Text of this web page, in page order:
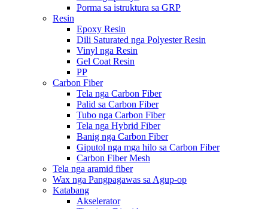
Porma sa istruktura sa GRP
Resin
Epoxy Resin
Dili Saturated nga Polyester Resin
Vinyl nga Resin
Gel Coat Resin
PP
Carbon Fiber
Tela nga Carbon Fiber
Palid sa Carbon Fiber
Tubo nga Carbon Fiber
Tela nga Hybrid Fiber
Banig nga Carbon Fiber
Giputol nga mga hilo sa Carbon Fiber
Carbon Fiber Mesh
Tela nga aramid fiber
Wax nga Pangpagawas sa Agup-op
Katabang
Akselerator